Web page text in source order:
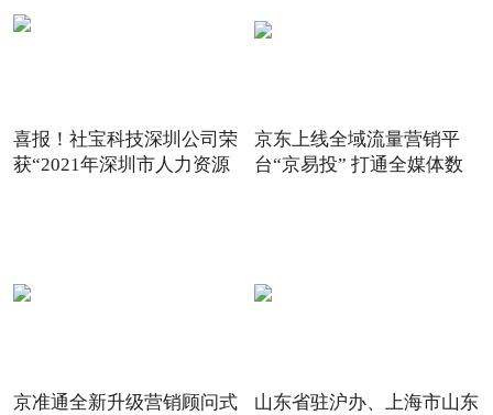
喜报！社宝科技深圳公司荣
获“2021年深圳市人力资源
京东上线全域流量营销平
台“京易投” 打通全媒体数
京准通全新升级营销顾问式
山东省驻沪办、上海市山东